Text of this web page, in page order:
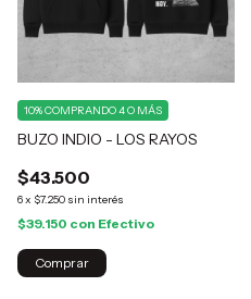
BUZO INDIO - LOS RAYOS
$43.500
6x $7.250 sin interés
10%COMPRANDO 4 O MÁS
$39.150 con Efectivo
Comprar